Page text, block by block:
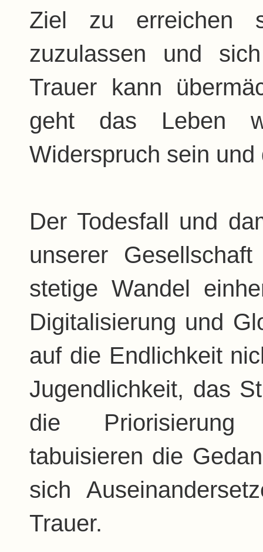
Ziel zu erreichen
zuzulassen und
Trauer kann
geht das Leben
Widerspruch sein
Der Todesfall und
unserer
stetige Wandel
Digitalisierung und
auf die Endlichkeit
Jugendlichkeit, das
die Priorisierung
tabuisieren die
sich
Trauer.